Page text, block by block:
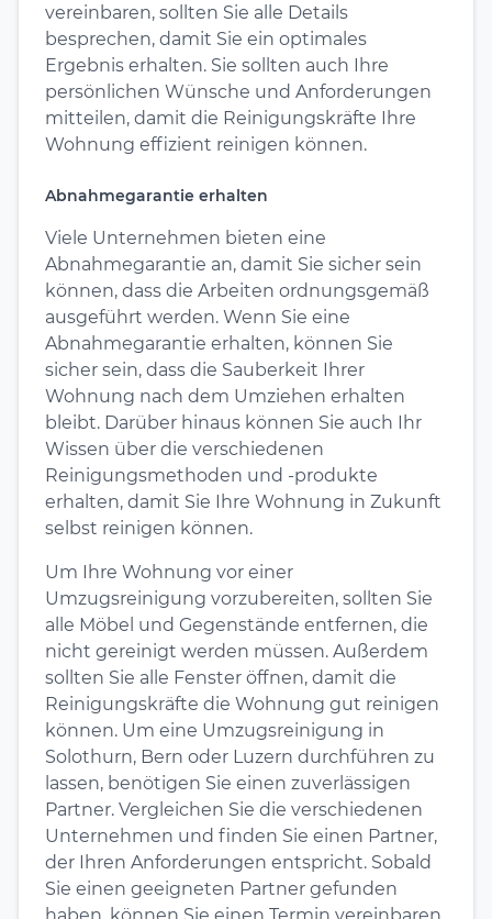
vereinbaren, sollten Sie alle Details
besprechen, damit Sie ein optimales
Ergebnis erhalten. Sie sollten auch Ihre
persönlichen Wünsche und Anforderungen
mitteilen, damit die Reinigungskräfte Ihre
Wohnung effizient reinigen können.
Abnahmegarantie erhalten
Viele Unternehmen bieten eine
Abnahmegarantie an, damit Sie sicher sein
können, dass die Arbeiten ordnungsgemäß
ausgeführt werden. Wenn Sie eine
Abnahmegarantie erhalten, können Sie
sicher sein, dass die Sauberkeit Ihrer
Wohnung nach dem Umziehen erhalten
bleibt. Darüber hinaus können Sie auch Ihr
Wissen über die verschiedenen
Reinigungsmethoden und -produkte
erhalten, damit Sie Ihre Wohnung in Zukunft
selbst reinigen können.
Um Ihre Wohnung vor einer
Umzugsreinigung vorzubereiten, sollten Sie
alle Möbel und Gegenstände entfernen, die
nicht gereinigt werden müssen. Außerdem
sollten Sie alle Fenster öffnen, damit die
Reinigungskräfte die Wohnung gut reinigen
können. Um eine Umzugsreinigung in
Solothurn, Bern oder Luzern durchführen zu
lassen, benötigen Sie einen zuverlässigen
Partner. Vergleichen Sie die verschiedenen
Unternehmen und finden Sie einen Partner,
der Ihren Anforderungen entspricht. Sobald
Sie einen geeigneten Partner gefunden
haben, können Sie einen Termin vereinbaren.